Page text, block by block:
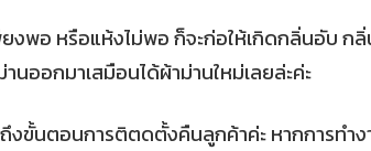
งพอ หรือแห้งไม่พอ ก็จะก่อให้เกิดกลิ่นอับ กลิ่
นออกมาเสมือนได้ผ้าม่านใหม่เลยล่ะค่ะ
งขั้นตอนการติตดตั้งคืนลูกค้าค่ะ หากการท